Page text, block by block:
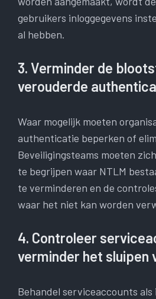
gebruikers inloggegevens
al hebben.
3. Verminder de
verouderde
Waar mogelijk moeten
authenticatie beperken of
Beveiligingsteams moeten
te begrijpen waar NTLM
te verminderen en de
waar het niet kan worden
4. Controleer
verminder het sluipen
Behandel serviceaccounts